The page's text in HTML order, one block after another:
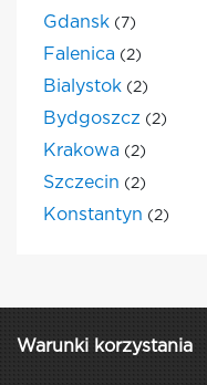
Gdansk (7)
Falenica (2)
Bialystok (2)
Bydgoszcz (2)
Krakowa (2)
Szczecin (2)
Konstantyn (2)
Warunki korzystania